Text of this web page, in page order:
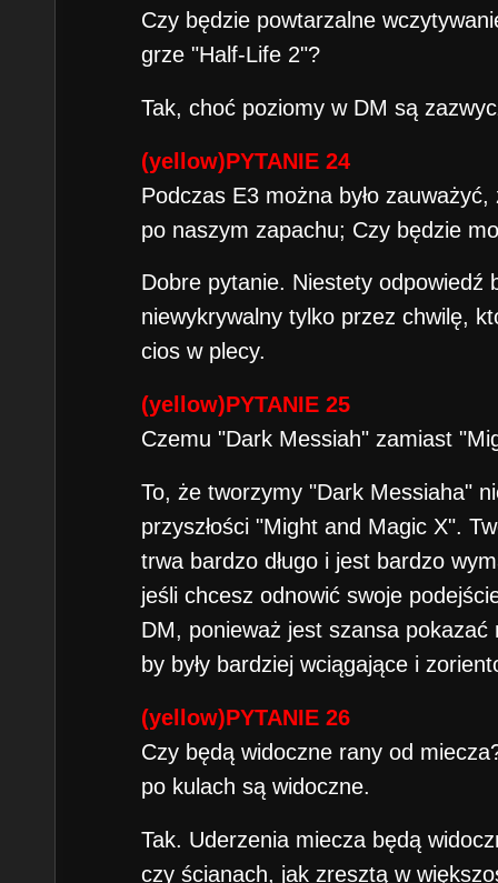
Czy będzie powtarzalne
grze "Half-Life 2"?
Tak, choć poziomy w DM są
(yellow)PYTANIE 24
Podczas E3 można było
po naszym zapachu; Czy będzie
Dobre pytanie. Niestety odpowiedź
niewykrywalny tylko przez chwilę,
cios w plecy.
(yellow)PYTANIE 25
Czemu "Dark Messiah" zamiast
To, że tworzymy "Dark Messiaha"
przyszłości "Might and Magic X".
trwa bardzo długo i jest bardzo
jeśli chcesz odnowić swoje
DM, ponieważ jest szansa
by były bardziej wciągające i
(yellow)PYTANIE 26
Czy będą widoczne rany od
po kulach są widoczne.
Tak. Uderzenia miecza będą
czy ścianach, jak zresztą w